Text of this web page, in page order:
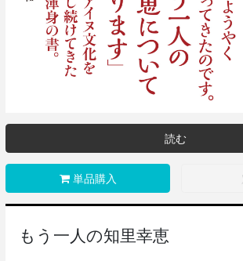
読む
単品購入
もう一人の知里幸恵